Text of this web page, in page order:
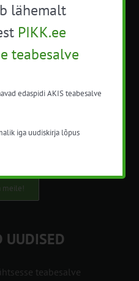
nimetuse alt
meile!
UUDISED
teabesalve
lähemalt
PIKK.ee
teabesalve
edaspidi AKIS teabesalve
iga uudiskirja lõpus